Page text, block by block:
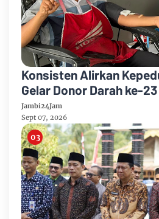
Konsisten Alirkan
Gelar Donor Darah ke-
Anniversary Sinsen
Jambi24Jam
Sept 07, 2026